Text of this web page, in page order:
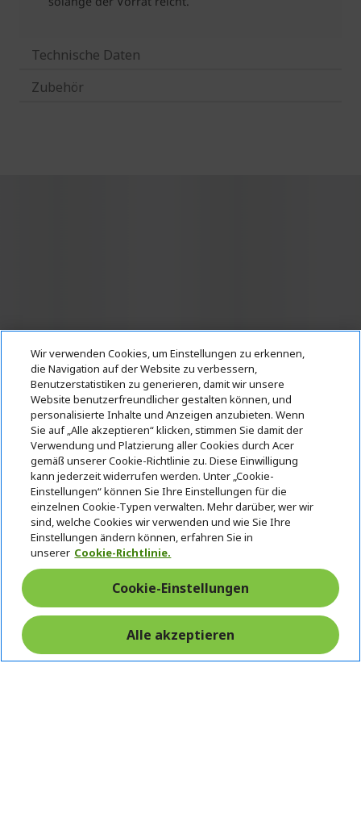
Technische Daten
Zubehör
* Der genaue Zeitpunkt des Upgrades hängt vom jeweiligen Gerät ab.
Die Verfügbarkeit von Apps und Features kann je nach Region
abweichen. Bestimmte Funktionen erfordern spezielle Hardware (siehe
https://www.microsoft.com/de-de/windows/windows-11-specifications).
ACER h
i
d
d
e
HILFE & KONTAKT h
i
d
e
n
KONTOh
d
d
n
ACER STOREh
i
d
e
n
Folgen Sie uns auf Social
Wir verwenden Cookies, um Einstellungen zu erkennen,
die Navigation auf der Website zu verbessern,
Benutzerstatistiken zu generieren, damit wir unsere
Website benutzerfreundlicher gestalten können, und
personalisierte Inhalte und Anzeigen anzubieten. Wenn
Sie auf „Alle akzeptieren“ klicken, stimmen Sie damit der
Verwendung und Platzierung aller Cookies durch Acer
gemäß unserer Cookie-Richtlinie zu. Diese Einwilligung
kann jederzeit widerrufen werden. Unter „Cookie-
Einstellungen“ können Sie Ihre Einstellungen für die
einzelnen Cookie-Typen verwalten. Mehr darüber, wer wir
sind, welche Cookies wir verwenden und wie Sie Ihre
Einstellungen ändern können, erfahren Sie in
unserer Cookie-Richtlinie.
Cookie-Einstellungen
Alle akzeptieren